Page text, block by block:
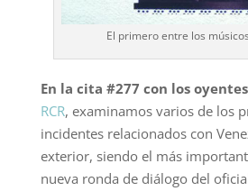
El primero entre los
En la cita #277 con los oyentes
RCR, examinamos varios de los
incidentes relacionados con
exterior, siendo el más
nueva ronda de diálogo del